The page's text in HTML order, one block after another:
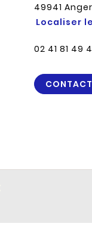
49941
Localiser
02 41 81 49